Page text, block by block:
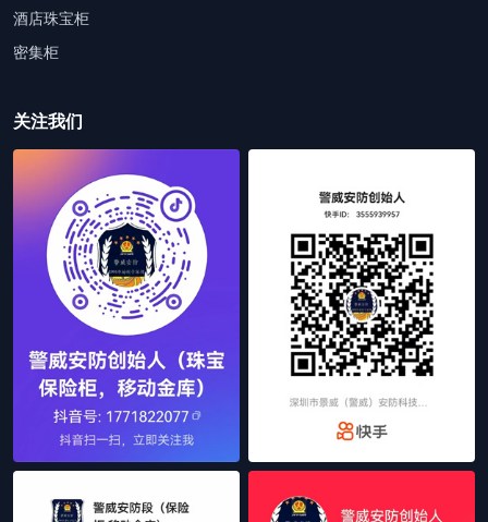
酒店珠宝柜
密集柜
关注我们